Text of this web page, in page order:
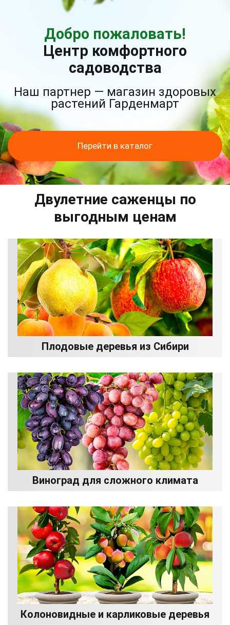
Добро пожаловать!
Центр комфортного
садоводства
Наш партнер — магазин здоровых
растений Гарденмарт
Перейти в каталог
Двулетние саженцы по
выгодным ценам
Плодовые деревья из Сибири
Виноград для сложного климата
Колоновидные и карликовые деревья